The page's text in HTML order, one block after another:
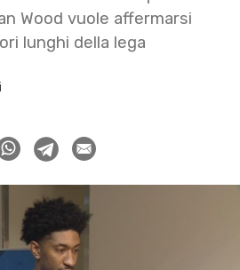
Wood vuole affermarsi
lunghi della lega